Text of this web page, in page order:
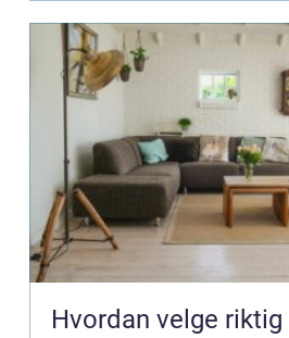
Hvordan velge